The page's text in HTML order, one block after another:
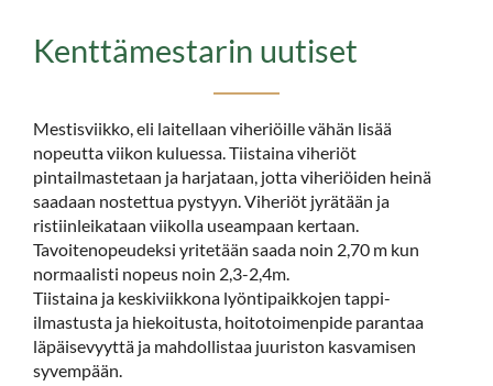
Kenttämestarin uutiset
Mestisviikko, eli laitellaan viheriöille vähän lisää
nopeutta viikon kuluessa. Tiistaina viheriöt
pintailmastetaan ja harjataan, jotta viheriöiden heinä
saadaan nostettua pystyyn. Viheriöt jyrätään ja
ristiinleikataan viikolla useampaan kertaan.
Tavoitenopeudeksi yritetään saada noin 2,70 m kun
normaalisti nopeus noin 2,3-2,4m.
Tiistaina ja keskiviikkona lyöntipaikkojen tappi-
ilmastusta ja hiekoitusta, hoitotoimenpide parantaa
läpäisevyyttä ja mahdollistaa juuriston kasvamisen
syvempään.